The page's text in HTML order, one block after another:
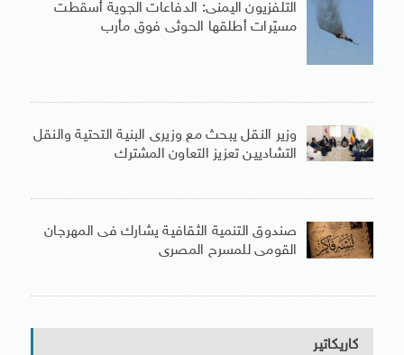
التلفزيون اليمنى: الدفاعات الجوية أسقطت
مسيّرات أطلقها الحوثى فوق مأرب
وزير النقل يبحث مع وزيرى البنية التحتية والنقل
التشاديين تعزيز التعاون المشترك
صندوق التنمية الثقافية يشارك فى المهرجان
القومى للمسرح المصرى
كاريكاتير